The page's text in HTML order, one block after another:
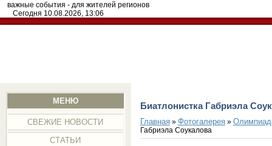
важные события - для жителей регионов
Сегодня 10.08.2026, 13:06
МЕНЮ
СВЕЖИЕ НОВОСТИ
СТАТЬИ
Биатлонистка Габриэла
Главная» Фотогалерея»
Габриэла Соукалова